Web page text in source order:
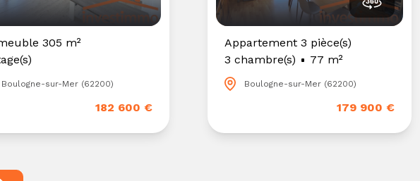
305 m²
Boulogne-sur-Mer (62200)
182 600 €
Appartement 3 pièce(s)
3 chambre(s)
77 m²
Boulogne-sur-Mer (62200)
179 900 €